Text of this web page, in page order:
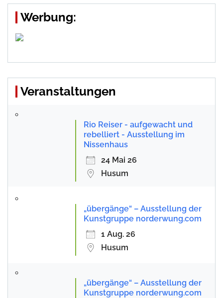
Werbung:
Veranstaltungen
Rio Reiser - aufgewacht und
rebelliert - Ausstellung im
Nissenhaus
24 Mai 26
Husum
„übergänge“ – Ausstellung der
Kunstgruppe norderwung.com
1 Aug. 26
Husum
„übergänge“ – Ausstellung der
Kunstgruppe norderwung.com